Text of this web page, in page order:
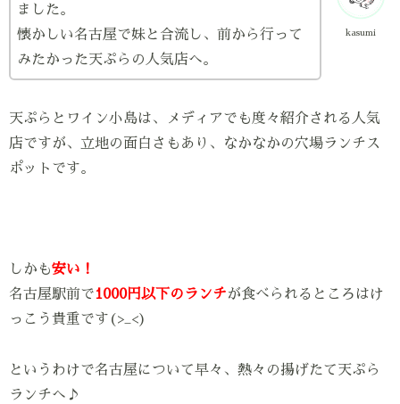
kasumi
ました。
懐かしい名古屋で妹と合流し、前から行って
みたかった天ぷらの人気店へ。
天ぷらとワイン小島は、メディアでも度々紹介される人気
店ですが、立地の面白さもあり、なかなかの穴場ランチス
ポットです。
しかも安い！
名古屋駅前で1000円以下のランチが食べられるところはけ
っこう貴重です(>_<)
というわけで名古屋について早々、熱々の揚げたて天ぷら
ランチへ♪